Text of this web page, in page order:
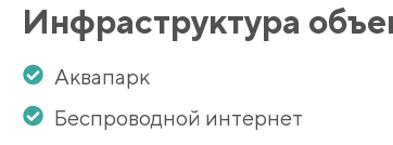
Инфраструктура
Аквапарк
Беспроводной интернет